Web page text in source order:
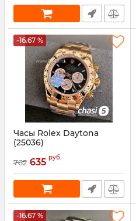
-16.67 %
Часы Rolex Daytona
(25036)
25036
762 635 руб.
-16.67 %